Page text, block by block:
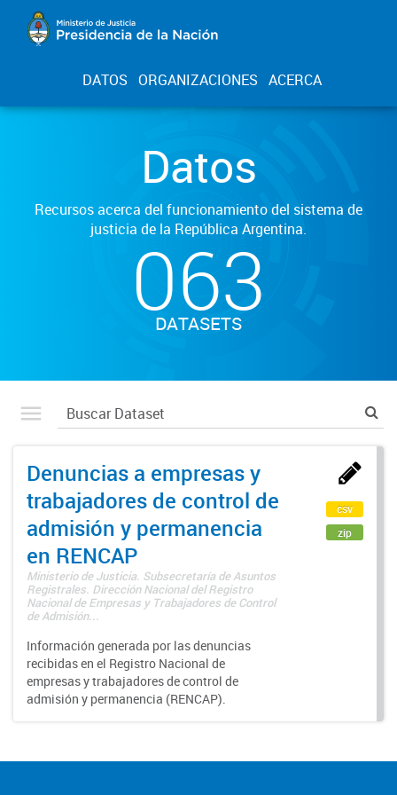
DATOS ORGANIZACIONES ACERCA
Datos
Recursos acerca del funcionamiento del sistema de
justicia de la República Argentina.
063
DATASETS
Denuncias a empresas y
trabajadores de control de
admisión y permanencia
en RENCAP
Ministerio de Justicia. Subsecretaría de Asuntos
Registrales. Dirección Nacional del Registro
Nacional de Empresas y Trabajadores de Control
de Admisión...
Información generada por las denuncias
recibidas en el Registro Nacional de
empresas y trabajadores de control de
admisión y permanencia (RENCAP).
csv
zip